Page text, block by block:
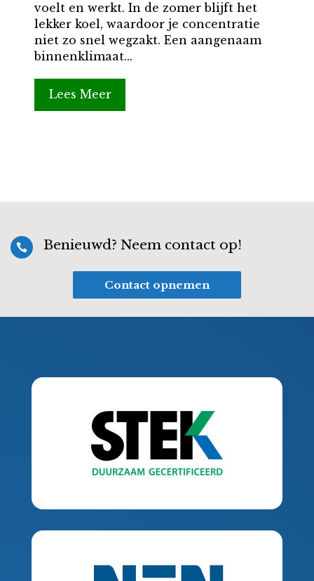
voelt en werkt. In de zomer blijft het
lekker koel, waardoor je concentratie
niet zo snel wegzakt. Een aangenaam
binnenklimaat...
Lees Meer
 Benieuwd? Neem contact op!
Contact opnemen